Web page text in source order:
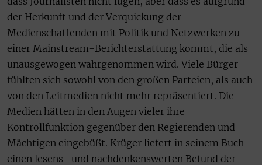
der Herkunft und der Verquickung der
Medienschaffenden mit Politik und Netzwerken zu
einer Mainstream-Berichterstattung kommt, die als
unausgewogen wahrgenommen wird. Viele Bürger
fühlten sich sowohl von den großen Parteien, als auch
von den Leitmedien nicht mehr repräsentiert. Die
Medien hätten in den Augen vieler ihre
Kontrollfunktion gegenüber den Regierenden und
Mächtigen eingebüßt. Krüger liefert in seinem Buch
einen lesens- und nachdenkenswerten Befund der